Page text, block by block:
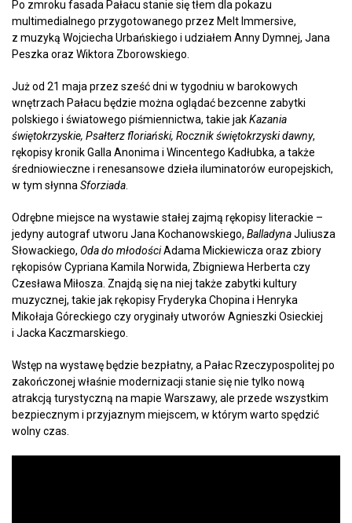
Po zmroku fasada Pałacu stanie się tłem dla pokazu
multimedialnego przygotowanego przez Melt Immersive,
z muzyką Wojciecha Urbańskiego i udziałem Anny Dymnej, Jana
Peszka oraz Wiktora Zborowskiego.
Już od 21 maja przez sześć dni w tygodniu w barokowych
wnętrzach Pałacu będzie można oglądać bezcenne zabytki
polskiego i światowego piśmiennictwa, takie jakKazania
świętokrzyskie, Psałterz floriański, Rocznik świętokrzyski dawny,
rękopisy kronik Galla Anonima i Wincentego Kadłubka, a także
średniowieczne i renesansowe dzieła iluminatorów europejskich,
w tym słynna Sforziada
Odrębne miejsce na wystawie stałej zajmą rękopisy literackie –
jedyny autograf utworu Jana Kochanowskiego, BalladynaJuliusza
Słowackiego, Oda do młodościAdama Mickiewicza oraz zbiory
rękopisów Cypriana Kamila Norwida, Zbigniewa Herberta czy
Czesława Miłosza. Znajdą się na niej także zabytki kultury
muzycznej, takie jak rękopisy Fryderyka Chopina i Henryka
Mikołaja Góreckiego czy oryginały utworów Agnieszki Osieckiej
i Jacka Kaczmarskiego.
Wstęp na wystawę będzie bezpłatny, a Pałac Rzeczypospolitej po
zakończonej właśnie modernizacji stanie się nie tylko nową
atrakcją turystyczną na mapie Warszawy, ale przede wszystkim
bezpiecznym i przyjaznym miejscem, w którym warto spędzić
wolny czas.